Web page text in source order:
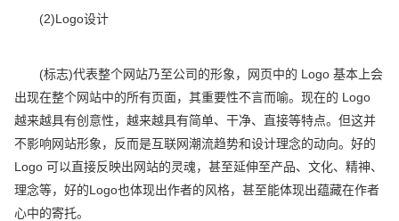
(2)Logo设计
(标志)代表整个网站乃至公司的形象，网页中的 Logo 基本上会
出现在整个网站中的所有页面，其重要性不言而喻。现在的 Logo
越来越具有创意性，越来越具有简单、干净、直接等特点。但这并
不影响网站形象，反而是互联网潮流趋势和设计理念的动向。好的
Logo 可以直接反映出网站的灵魂，甚至延伸至产品、文化、精神、
理念等，好的Logo也体现出作者的风格，甚至能体现出蕴藏在作者
心中的寄托。